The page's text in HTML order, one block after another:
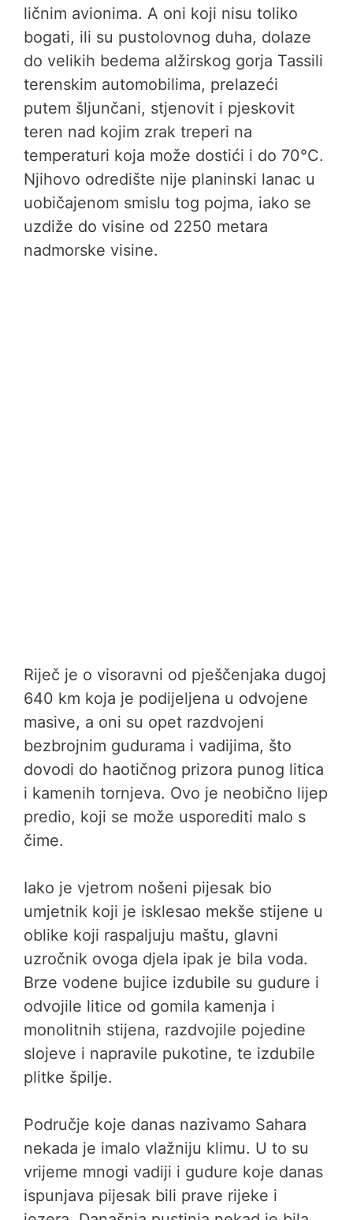
ličnim avionima. A oni koji nisu toliko
bogati, ili su pustolovnog duha, dolaze
do velikih bedema alžirskog gorja Tassili
terenskim automobilima, prelazeći
putem šljunčani, stjenovit i pjeskovit
teren nad kojim zrak treperi na
temperaturi koja može dostići i do 70°C.
Njihovo odredište nije planinski lanac u
uobičajenom smislu tog pojma, iako se
uzdiže do visine od 2250 metara
nadmorske visine.
Riječ je o visoravni od pješčenjaka dugoj
640 km koja je podijeljena u odvojene
masive, a oni su opet razdvojeni
bezbrojnim gudurama i vadijima, što
dovodi do haotičnog prizora punog litica
i kamenih tornjeva. Ovo je neobično lijep
predio, koji se može usporediti malo s
čime.
Iako je vjetrom nošeni pijesak bio
umjetnik koji je isklesao mekše stijene u
oblike koji raspaljuju maštu, glavni
uzročnik ovoga djela ipak je bila voda.
Brze vodene bujice izdubile su gudure i
odvojile litice od gomila kamenja i
monolitnih stijena, razdvojile pojedine
slojeve i napravile pukotine, te izdubile
plitke špilje.
Područje koje danas nazivamo Sahara
nekada je imalo vlažniju klimu. U to su
vrijeme mnogi vadiji i gudure koje danas
ispunjava pijesak bili prave rijeke i